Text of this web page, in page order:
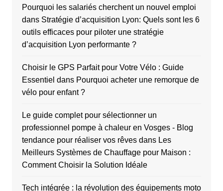
Pourquoi les salariés cherchent un nouvel emploi
dans Stratégie d’acquisition Lyon: Quels sont les 6
outils efficaces pour piloter une stratégie
d’acquisition Lyon performante ?
Choisir le GPS Parfait pour Votre Vélo : Guide
Essentiel dans Pourquoi acheter une remorque de
vélo pour enfant ?
Le guide complet pour sélectionner un
professionnel pompe à chaleur en Vosges - Blog
tendance pour réaliser vos rêvesdans Les
Meilleurs Systèmes de Chauffage pour Maison :
Comment Choisir la Solution Idéale
Tech intégrée : la révolution des équipements moto